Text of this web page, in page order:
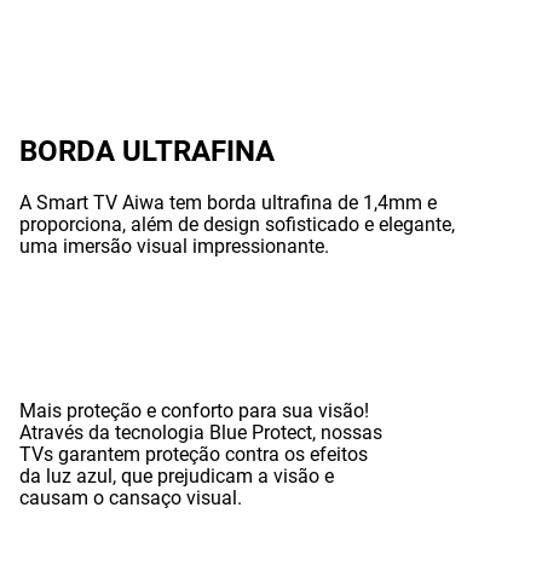
BORDA ULTRAFINA
A Smart TV Aiwa tem borda ultrafina de 1,4mm e
proporciona, além de design sofisticado e elegante,
uma imersão visual impressionante.
Mais proteção e conforto para sua visão!
Através da tecnologia Blue Protect, nossas
TVs garantem proteção contra os efeitos
da luz azul, que prejudicam a visão e
causam o cansaço visual.